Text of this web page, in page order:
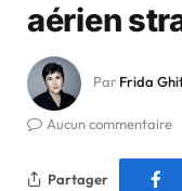
aérien
Par Frida
Aucun commentaire
Partager